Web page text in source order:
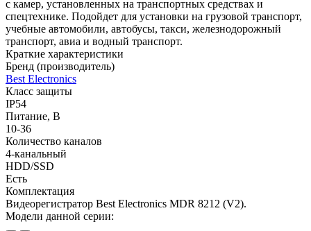
с камер, установленных на транспортных средствах и
спецтехнике. Подойдет для установки на грузовой транспорт,
учебные автомобили, автобусы, такси, железнодорожный
транспорт, авиа и водный транспорт.
Краткие характеристики
Бренд (производитель)
Best Electronics
Класс защиты
IP54
Питание, В
10-36
Количество каналов
4-канальный
HDD/SSD
Есть
Комплектация
Видеорегистратор Best Electronics MDR 8212 (V2).
Модели данной серии: